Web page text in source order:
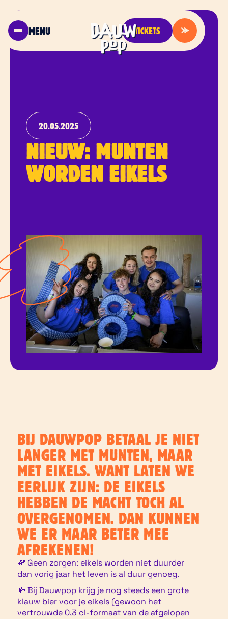
MENU TICKETS
20.05.2025
NIEUW: MUNTEN
WORDEN EIKELS
BIJ DAUWPOP BETAAL JE NIET
LANGER MET MUNTEN, MAAR
MET EIKELS. WANT LATEN WE
EERLIJK ZIJN: DE EIKELS
HEBBEN DE MACHT TOCH AL
OVERGENOMEN. DAN KUNNEN
WE ER MAAR BETER MEE
AFREKENEN!
💸 Geen zorgen: eikels worden niet duurder
dan vorig jaar het leven is al duur genoeg.
🍻 Bij Dauwpop krijg je nog steeds een grote
klauw bier voor je eikels (gewoon het
vertrouwde 0,3 cl-formaat van de afgelopen